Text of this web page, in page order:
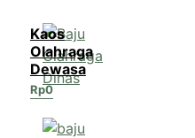
Kaos
Olahraga
Dewasa
Rp0